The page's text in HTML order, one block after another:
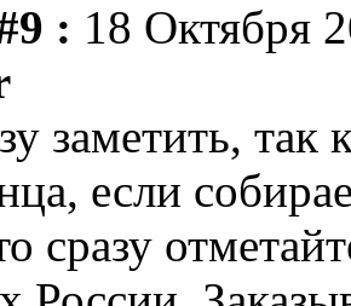
: 18 Октября
заметить, так
если
сразу